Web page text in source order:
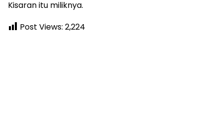
Kisaran itu miliknya.
Post Views: 2,224